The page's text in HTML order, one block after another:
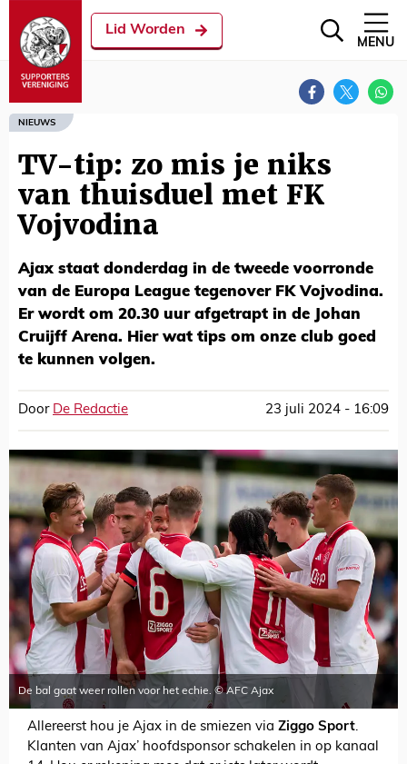
Lid Worden
MENU
NIEUWS
TV-tip: zo mis je niks
van thuisduel met FK
Vojvodina
Ajax staat donderdag in de tweede voorronde
van de Europa League tegenover FK Vojvodina.
Er wordt om 20.30 uur afgetrapt in de Johan
Cruijff Arena. Hier wat tips om onze club goed
te kunnen volgen.
Door De Redactie 23 juli 2024 - 16:09
De bal gaat weer rollen voor het echie. © AFC Ajax
Allereerst hou je Ajax in de smiezen via Ziggo Sport.
Klanten van Ajax’ hoofdsponsor schakelen in op kanaal